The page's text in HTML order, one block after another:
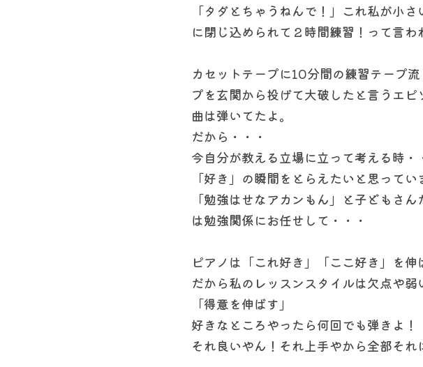
「タダとちゃうねんで！」これ私が小
に閉じ込められて２時間練習！って言わ
カセットテープに10分間の練習テープ
プを玄関から投げて大破したと言うエ
曲は弾いてたよ。
だから・・・
今自分が教える立場に立って考える時・
「好き」の瞬間をとらえたいと思ってい
「勉強はせなアカンもん」と子どもさ
は勉強関係にお任せして・・・
ピアノは「これ好き」「ここ好き」を伸
だから私のレッスンスタイルは欠点や弱
「得意を伸ばす」
好きなところやったら何回でも弾きよ！
それ良いやん！それ上手やから全部それ